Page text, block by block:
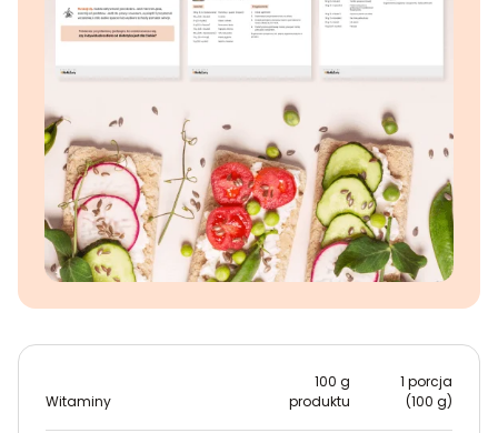
Witaminy
100 g
produktu
1 porcja
(100 g)